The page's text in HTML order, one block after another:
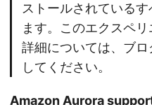
ストールされている
ます。このエクスペ
詳細については、ブ
してください。
Amazon Aurora